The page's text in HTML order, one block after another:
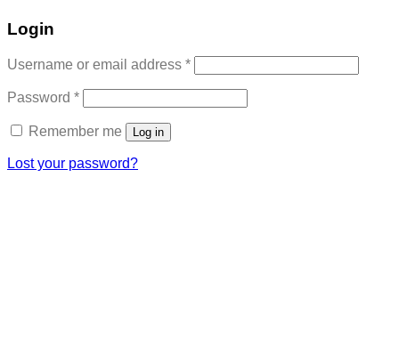
Login
Username or email address *Required
Password *Required
Remember me Log in
Lost your password?